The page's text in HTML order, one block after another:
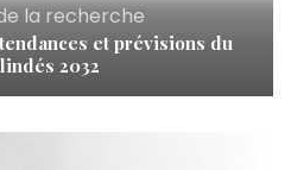
la recherche
et prévisions du
2032